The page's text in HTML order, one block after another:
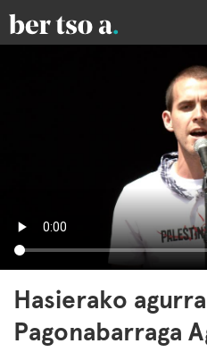
Hasierako
Pagonabarraga